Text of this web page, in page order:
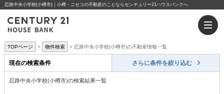
忍路中央小学校(小樽市)｜小樽・ニセコの不動産のことならセンチュリー21ハウスバンクへ
TOPページ 物件検索 忍路中央小学校(小樽市)の不動産情報一覧
現在の検索条件 さらに条件を絞り込む
忍路中央小学校(小樽市)の検索結果一覧